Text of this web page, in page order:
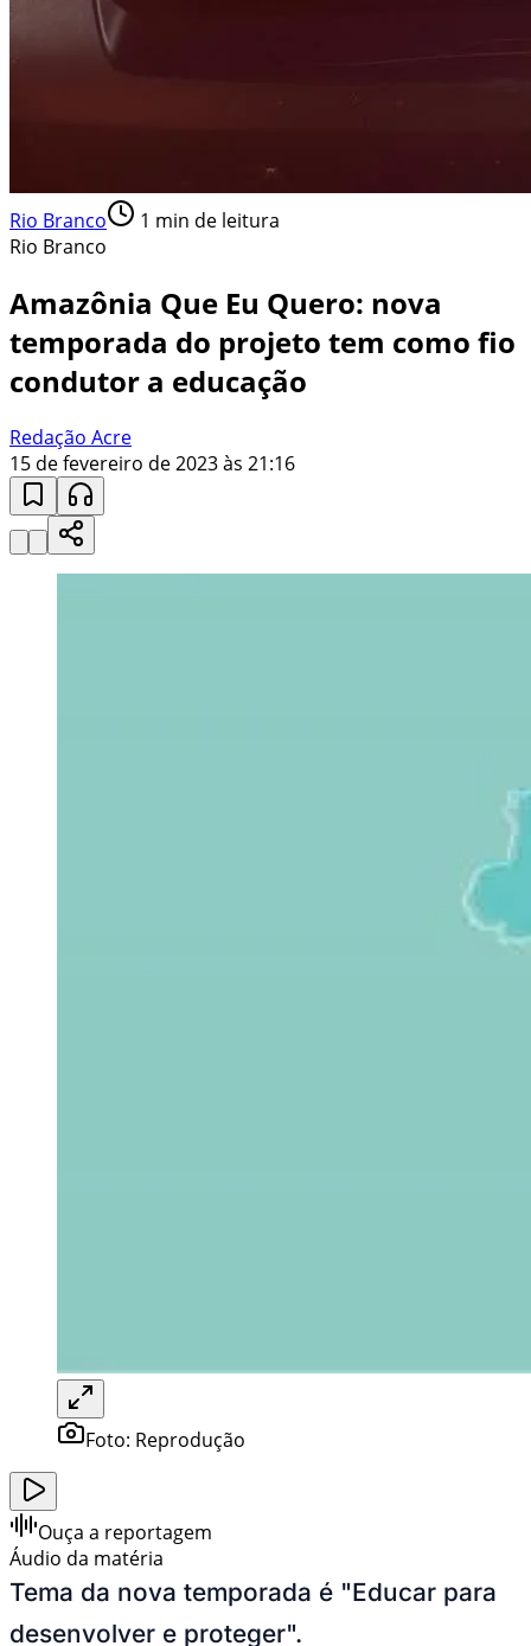
Rio Branco 1 min de leitura
Rio Branco
Amazônia Que Eu Quero: nova
temporada do projeto tem como fio
condutor a educação
Redação Acre
15 de fevereiro de 2023 às 21:16
Foto: Reprodução
Ouça a reportagem
Áudio da matéria
Tema da nova temporada é "Educar para
desenvolver e proteger".